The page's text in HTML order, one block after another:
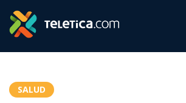
SALUD